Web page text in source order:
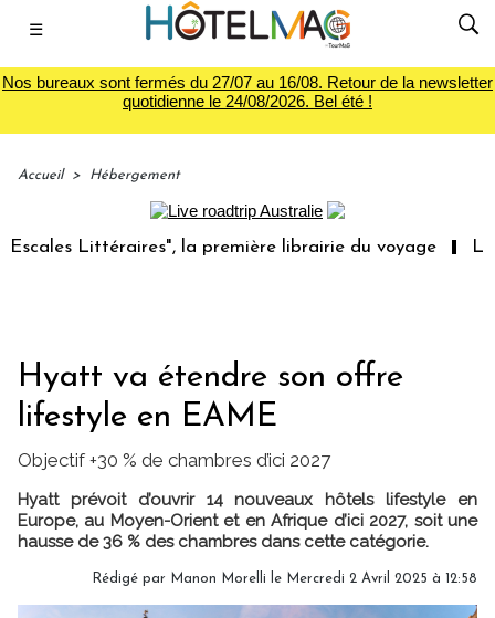
☰
Nos bureaux sont fermés du 27/07 au 16/08. Retour de la newsletter
quotidienne le 24/08/2026. Bel été !
Accueil > Hébergement
Littéraires", la première librairie du voyage Le
Hyatt va étendre son offre
lifestyle en EAME
Objectif +30 % de chambres d’ici 2027
Hyatt prévoit d’ouvrir 14 nouveaux hôtels lifestyle en
Europe, au Moyen-Orient et en Afrique d’ici 2027, soit une
hausse de 36 % des chambres dans cette catégorie.
Rédigé par Manon Morelli le Mercredi 2 Avril 2025 à 12:58